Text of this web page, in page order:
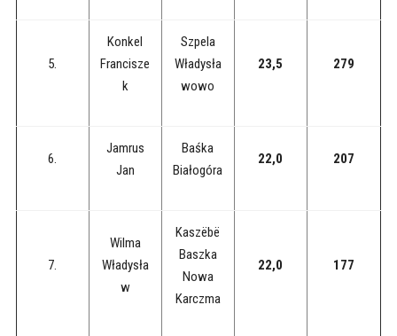
5.
Konkel
Francisze
k
Szpela
Władysła
wowo
23,5 279
6.
Jamrus
Jan
Baśka
Białogóra
22,0 207
7.
Wilma
Władysła
w
Kaszëbë
Baszka
Nowa
Karczma
22,0 177